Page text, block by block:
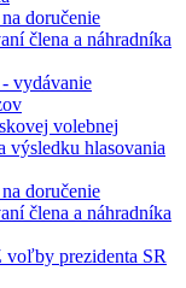
doručenie
člena a náhradníka
vydávanie
volebnej
výsledku hlasovania
doručenie
člena a náhradníka
prezidenta SR